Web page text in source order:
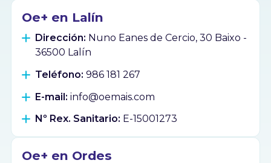
Oe+ en Lalín
Dirección: Nuno Eanes de Cercio, 30 Baixo -
36500 Lalín
Teléfono: 986 181 267
E-mail: info@oemais.com
Nº Rex. Sanitario: E-15001273
Oe+ en Ordes